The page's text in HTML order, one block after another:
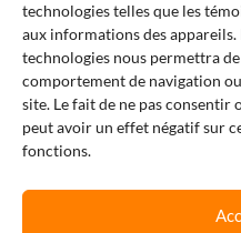
technologies telles que les
aux informations des appareils.
technologies nous permettra
comportement de navigation
site. Le fait de ne pas
peut avoir un effet négatif sur
fonctions.
Vantree Systems
514-747-0350
6500 TransCanada,
étage, Pointe-Claire,